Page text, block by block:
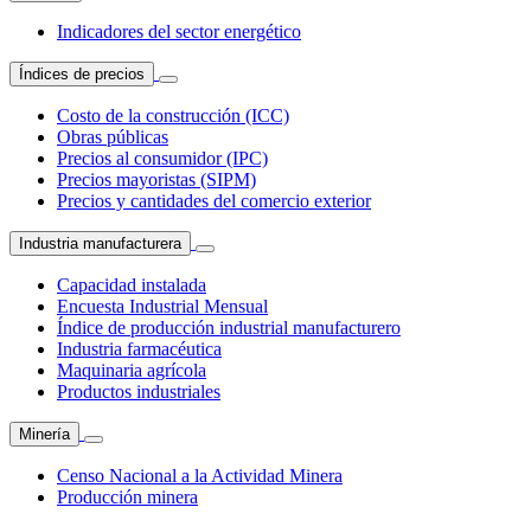
Indicadores del sector energético
Índices de precios
Costo de la construcción (ICC)
Obras públicas
Precios al consumidor (IPC)
Precios mayoristas (SIPM)
Precios y cantidades del comercio exterior
Industria manufacturera
Capacidad instalada
Encuesta Industrial Mensual
Índice de producción industrial manufacturero
Industria farmacéutica
Maquinaria agrícola
Productos industriales
Minería
Censo Nacional a la Actividad Minera
Producción minera